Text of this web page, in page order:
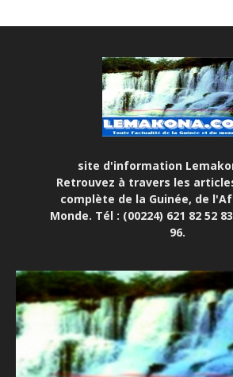
site d'information
Retrouvez à travers les
complète de la Guinée, de
Monde. Tél : (00224) 621 82 52
96.